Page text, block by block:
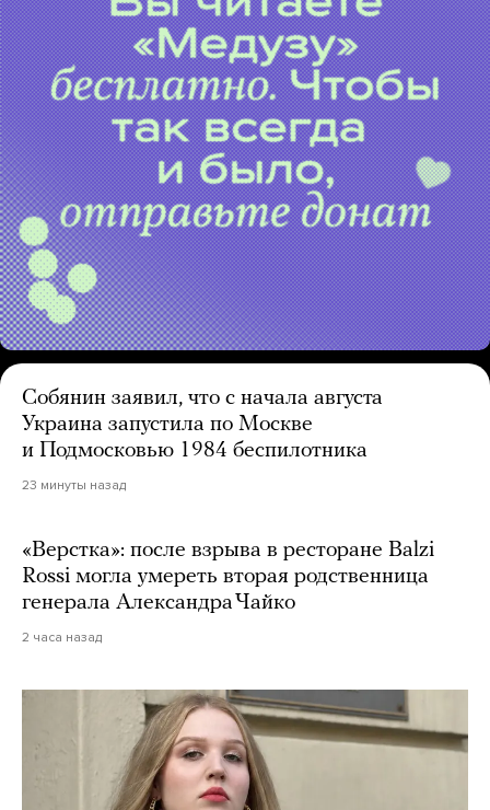
Собянин заявил, что с начала августа
Украина запустила по Москве
и Подмосковью 1984 беспилотника
23 минуты назад
«Верстка»: после взрыва в ресторане Balzi
Rossi могла умереть вторая родственница
генерала Александра Чайко
2 часа назад